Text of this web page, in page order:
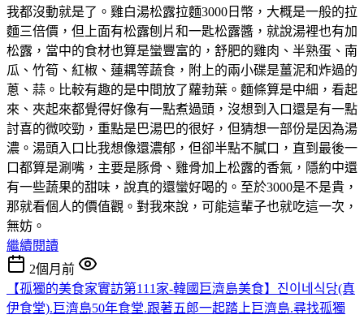
我都沒動就是了。雞白湯松露拉麵3000日幣，大概是一般的拉
麵三倍價，但上面有松露刨片和一匙松露醬，就說湯裡也有加
松露，當中的食材也算是蠻豐富的，舒肥的雞肉、半熟蛋、南
瓜、竹筍、紅椒、蓮耦等蔬食，附上的兩小碟是薑泥和炸過的
蔥、蒜。比較有趣的是中間放了蘿勃葉。麵條算是中細，看起
來、夾起來都覺得好像有一點煮過頭，沒想到入口還是有一點
討喜的微咬勁，重點是巴湯巴的很好，但猜想一部份是因為湯
濃。湯頭入口比我想像還濃郁，但卻半點不膩口，直到最後一
口都算是涮嘴，主要是豚骨、雞骨加上松露的香氣，隱約中還
有一些蔬果的甜味，說真的還蠻好喝的。至於3000是不是貴，
那就看個人的價值觀。對我來說，可能這輩子也就吃這一次，
無妨。
繼續閱讀
2個月前
【孤獨的美食家實訪第111家-韓國巨濟島美食】진이네식당(真
伊食堂).巨濟島50年食堂.跟著五郎一起踏上巨濟島.尋找孤獨